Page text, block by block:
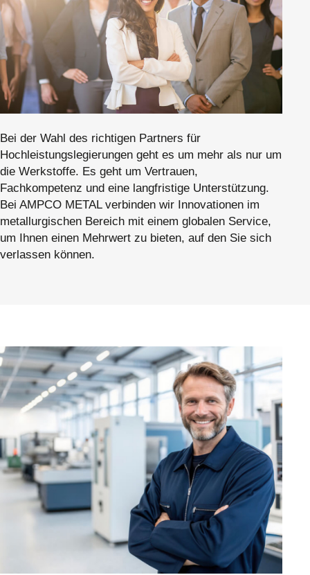
Bei der Wahl des richtigen Partners für
Hochleistungslegierungen geht es um mehr als nur um
die Werkstoffe. Es geht um Vertrauen,
Fachkompetenz und eine langfristige Unterstützung.
Bei AMPCO METAL verbinden wir Innovationen im
metallurgischen Bereich mit einem globalen Service,
um Ihnen einen Mehrwert zu bieten, auf den Sie sich
verlassen können.